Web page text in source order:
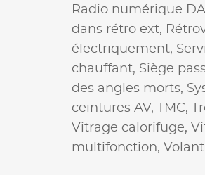
Radio numérique
dans rétro ext,
électriquement,
chauffant, Siège
des angles morts,
ceintures AV,
TMC,
Vitrage calorifuge,
multifonction,